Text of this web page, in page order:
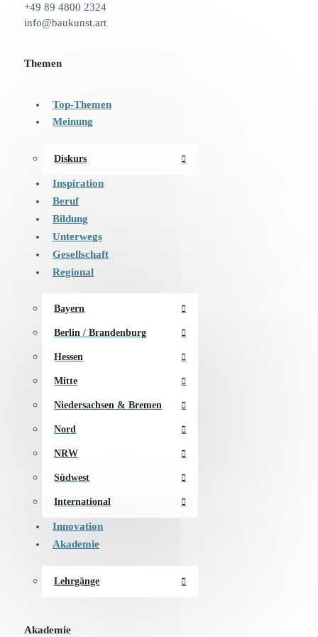
+49 89 4800 2324
info@baukunst.art
Themen
Top-Themen
Meinung
Diskurs
Inspiration
Beruf
Bildung
Unterwegs
Gesellschaft
Regional
Bayern
Berlin / Brandenburg
Hessen
Mitte
Niedersachsen & Bremen
Nord
NRW
Südwest
International
Innovation
Akademie
Lehrgänge
Akademie